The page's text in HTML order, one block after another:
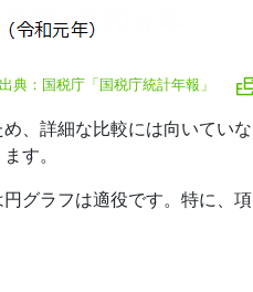
出典：国税庁「国税庁統計年報」
、詳細な比較には向いていな
す。
グラフは適役です。特に、項